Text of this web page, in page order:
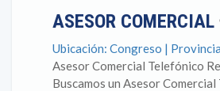
ASESOR COMERCIAL
Ubicación: Congreso |
Asesor Comercial Telefónico
Buscamos un Asesor